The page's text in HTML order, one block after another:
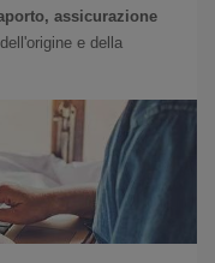
assicurazione
e della